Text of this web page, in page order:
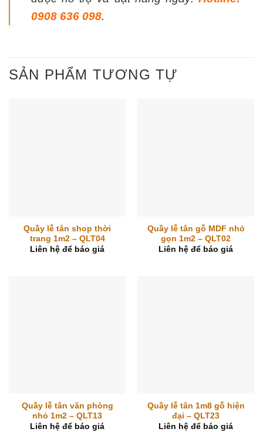
0908 636 098.
SẢN PHẨM TƯƠNG TỰ
Quầy lễ tân shop thời
trang 1m2 – QLT04
Liên hệ để báo giá
Quầy lễ tân gỗ MDF nhỏ
gọn 1m2 – QLT02
Liên hệ để báo giá
Quầy lễ tân văn phòng
nhỏ 1m2 – QLT13
Liên hệ để báo giá
Quầy lễ tân 1m8 gỗ hiện
đại – QLT23
Liên hệ để báo giá